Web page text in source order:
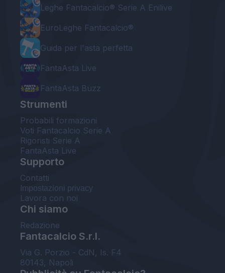
Leghe Fantacalcio® Serie A Enilive
EuroLeghe Fantacalcio®
Guida per l'asta perfetta
FantaAsta Live
FantaAsta Buzz
Strumenti
Probabili formazioni
Voti Fantacalcio Serie A
Rigoristi Serie A
FantaAsta Live
Supporto
Contatti
Impostazioni privacy
Lavora con noi
Chi siamo
Redazione
Fantacalcio S.r.l.
Via G. Porzio - CdN, Is. F4
80143, Napoli